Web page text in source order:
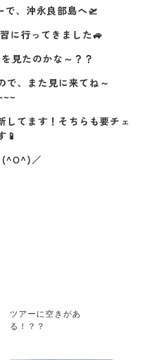
で、沖永良部島へ🛫
に行ってきました🚙
見たのかな～？？
で、また見に来てね～
してます！そちらも要チェ
📱
(^O^)／
ツアーに空きがあ
る！？？